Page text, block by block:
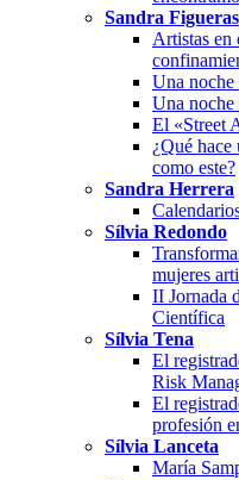
Sandra Figueras
Artistas en
Una noche
Una noche
El «Street
¿Qué
como este?
Sandra Herrera
Sílvia Redondo
mujeres
II Jornada
Científica
Sílvia Tena
El
Risk
El
profesión
Sílvia Lanceta
María